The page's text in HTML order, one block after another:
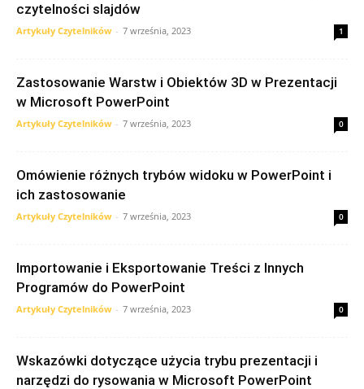
czytelności slajdów
Artykuły Czytelników - 7 września, 2023 1
Zastosowanie Warstw i Obiektów 3D w Prezentacji
w Microsoft PowerPoint
Artykuły Czytelników - 7 września, 2023 0
Omówienie różnych trybów widoku w PowerPoint i
ich zastosowanie
Artykuły Czytelników - 7 września, 2023 0
Importowanie i Eksportowanie Treści z Innych
Programów do PowerPoint
Artykuły Czytelników - 7 września, 2023 0
Wskazówki dotyczące użycia trybu prezentacji i
narzędzi do rysowania w Microsoft PowerPoint